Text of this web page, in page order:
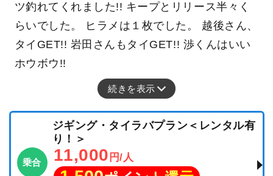
ツ釣れてくれました!! キープとリリース半々く
らいでした。 ヒラメは１枚でした。 越後さん、
タイGET!! 岩田さんもタイGET!! 渉くんはいい
ホウボウ!!
続きを表示
乗合
ジギング・タイラバプラン＜レンタル有
り！＞
11,000 円/人